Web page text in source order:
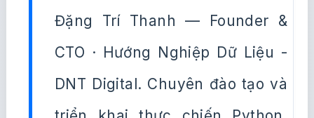
Đặng Trí Thanh — Founder &
CTO · Hướng Nghiệp Dữ Liệu -
DNT Digital. Chuyên đào tạo và